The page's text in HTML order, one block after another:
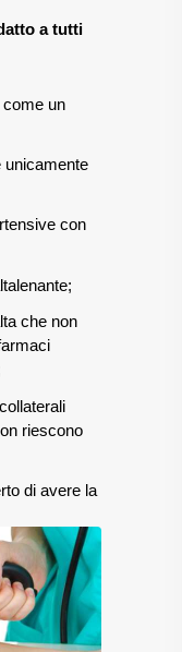
a tutti
un
unicamente
con
che non
riescono
di avere la